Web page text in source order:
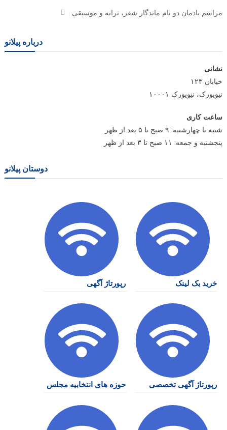
مراسم یادمان دو نام ماندگار شعر، ترانه و موسیقی
درباره پیلانو
نشانی
خیابان ۱۲۳
نیویورک، نیویورک ۱۰۰۰۱
ساعت کاری
شنبه تا چهارشنبه: ۹ صبح تا ۵ بعد از ظهر
پنجشنبه و جمعه: ۱۱ صبح تا ۳ بعد از ظهر
دوستان پیلانو
خرید بک لینک رپورتاژ آگهی
رپورتاژ آگهی تخصصی حوزه های انتخابیه مجلس